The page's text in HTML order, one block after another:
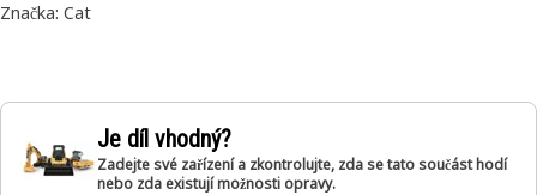
Značka: Cat
Je díl vhodný?
Zadejte své zařízení a zkontrolujte, zda se tato součást hodí
nebo zda existují možnosti opravy.